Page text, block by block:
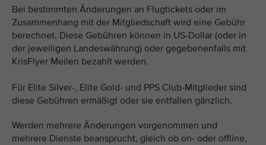
Bei bestimmten Änderungen an Flugtickets oder im
Zusammenhang mit der Mitgliedschaft wird eine Gebühr
berechnet. Diese Gebühren können in US-Dollar (oder in
der jeweiligen Landeswährung) oder gegebenenfalls mit
KrisFlyer Meilen bezahlt werden.
Für Elite Silver-, Elite Gold- und PPS Club-Mitglieder sind
diese Gebühren ermäßigt oder sie entfallen gänzlich.
Werden mehrere Änderungen vorgenommen und
mehrere Dienste beansprucht, gleich ob on- oder offline,